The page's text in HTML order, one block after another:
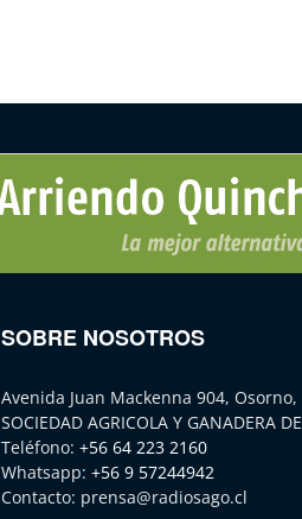
SOBRE NOSOTROS
Avenida Juan Mackenna 904,
SOCIEDAD AGRICOLA Y GANADERA
Teléfono: +56 64 223 2160
Whatsapp: +56 9 57244942
Contacto: prensa@radiosago.cl